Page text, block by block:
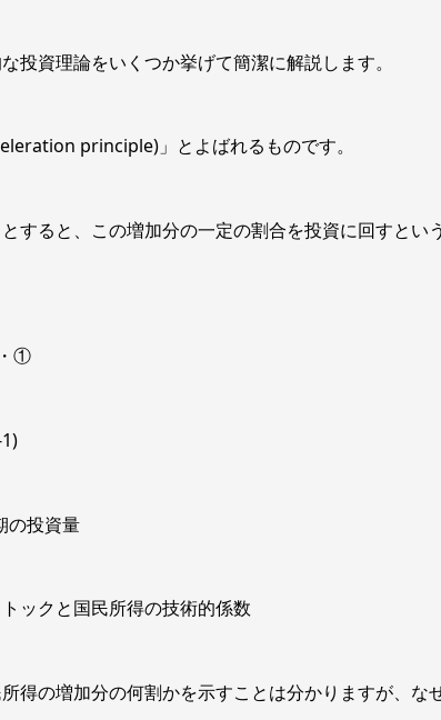
投資理論をいくつか挙げて簡潔に解説します。
principle)」とよばれるものです。
すると、この増加分の一定の割合を投資に回すとい
①
資量
民所得の技術的係数
得の増加分の何割かを示すことは分かりますが、な